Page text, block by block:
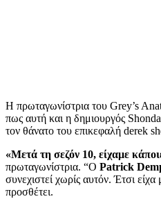
Η πρωταγωνίστρια του Grey’s
πως αυτή και η δημιουργός
τον θάνατο του επικεφαλή derek
«Μετά τη σεζόν 10, είχαμε
πρωταγωνίστρια. “Ο Patrick
συνεχιστεί χωρίς αυτόν. Έτσι
προσθέτει.